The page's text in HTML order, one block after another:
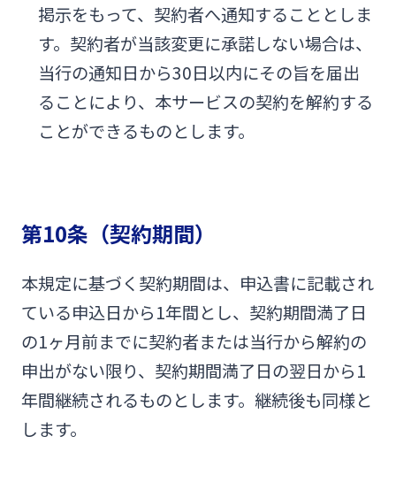
掲示をもって、契約者へ通知することとしま
す。契約者が当該変更に承諾しない場合は、
当行の通知日から30日以内にその旨を届出
ることにより、本サービスの契約を解約する
ことができるものとします。
第10条（契約期間）
本規定に基づく契約期間は、申込書に記載され
ている申込日から1年間とし、契約期間満了日
の1ヶ月前までに契約者または当行から解約の
申出がない限り、契約期間満了日の翌日から1
年間継続されるものとします。継続後も同様と
します。